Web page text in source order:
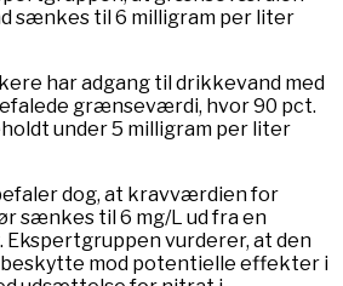
sænkes til 6 milligram per liter
har adgang til drikkevand med
grænseværdi, hvor 90 pct.
under 5 milligram per liter
dog, at kravværdien for
sænkes til 6 mg/L ud fra en
vurderer, at den
mod potentielle effekter i